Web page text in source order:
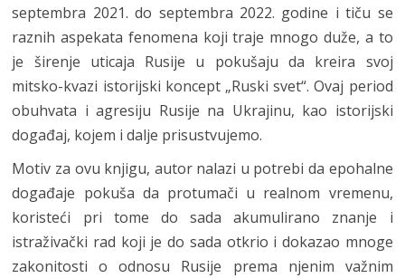
septembra 2021. do septembra 2022. godine i tiču se
raznih aspekata fenomena koji traje mnogo duže, a to
je širenje uticaja Rusije u pokušaju da kreira svoj
mitsko-kvazi istorijski koncept „Ruski svet“. Ovaj period
obuhvata i agresiju Rusije na Ukrajinu, kao istorijski
događaj, kojem i dalje prisustvujemo.
Motiv za ovu knjigu, autor nalazi u potrebi da epohalne
događaje pokuša da protumači u realnom vremenu,
koristeći pri tome do sada akumulirano znanje i
istraživački rad koji je do sada otkrio i dokazao mnoge
zakonitosti o odnosu Rusije prema njenim važnim